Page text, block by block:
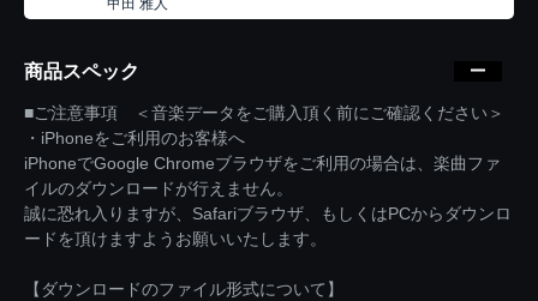
甲田 雅人
商品スペック
■ご注意事項 ＜音楽データをご購入頂く前にご確認ください＞
・iPhoneをご利用のお客様へ
iPhoneでGoogle Chromeブラウザをご利用の場合は、楽曲ファ
イルのダウンロードが行えません。
誠に恐れ入りますが、Safariブラウザ、もしくはPCからダウンロ
ードを頂けますようお願いいたします。
【ダウンロードのファイル形式について】